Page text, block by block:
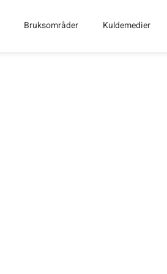
Bruksområder Kuldemedier